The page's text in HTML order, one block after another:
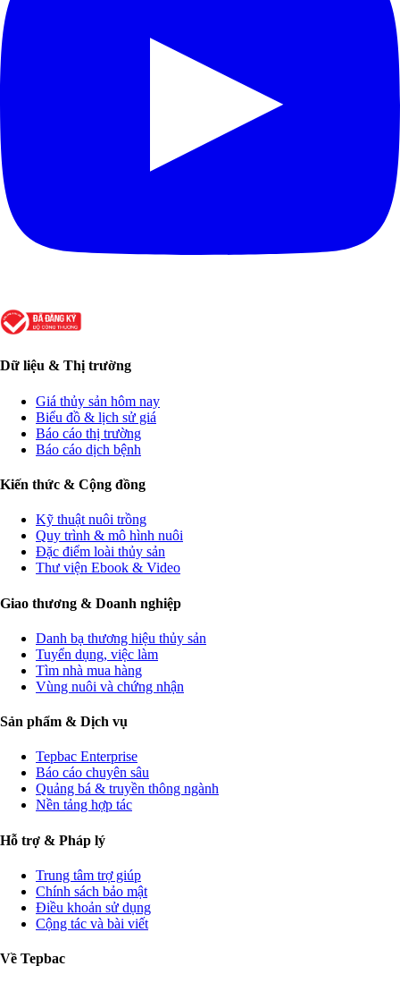
Dữ liệu & Thị trường
Giá thủy sản hôm nay
Biểu đồ & lịch sử giá
Báo cáo thị trường
Báo cáo dịch bệnh
Kiến thức & Cộng đồng
Kỹ thuật nuôi trồng
Quy trình & mô hình nuôi
Đặc điểm loài thủy sản
Thư viện Ebook & Video
Giao thương & Doanh nghiệp
Danh bạ thương hiệu thủy sản
Tuyển dụng, việc làm
Tìm nhà mua hàng
Vùng nuôi và chứng nhận
Sản phẩm & Dịch vụ
Tepbac Enterprise
Báo cáo chuyên sâu
Quảng bá & truyền thông ngành
Nền tảng hợp tác
Hỗ trợ & Pháp lý
Trung tâm trợ giúp
Chính sách bảo mật
Điều khoản sử dụng
Cộng tác và bài viết
Về Tepbac